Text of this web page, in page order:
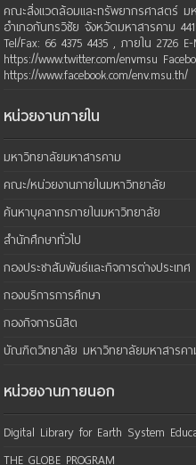
คณะสิ่งแวดล้อมและทรัพยากรศาสตร์ ม
อำเภอกันทรวิชัย จังหวัดมหาสารคาม
Tel/Fax: 66 4375 4435 , ภายใน 2726
https://www.twitter.com/envmsu
https://www.facebook.com/env.msu.th/
หน่วยงานภายใน
มหาวิทยาลัยมหาสารคาม
คณะ/หน่วยงานภายในมหาวิทยาลัย
ค้นหาบุคลากรภายในมหาวิทยาลัย
สำนักศึกษาทั่วไป
กองประชาสัมพันธ์และกิจการต่างประเทศ
กองบริการการศึกษา
กองกิจการนิสิต
บัณฑิตวิทยาลัย มหาวิทยาลัยมหาสารค
หน่วยงานภายนอก
Digital Library for Earth System
THE GLOBE PROGRAM